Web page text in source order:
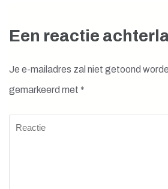
Een reactie
Je e-mailadres zal niet getoond
gemarkeerd met *
Reactie